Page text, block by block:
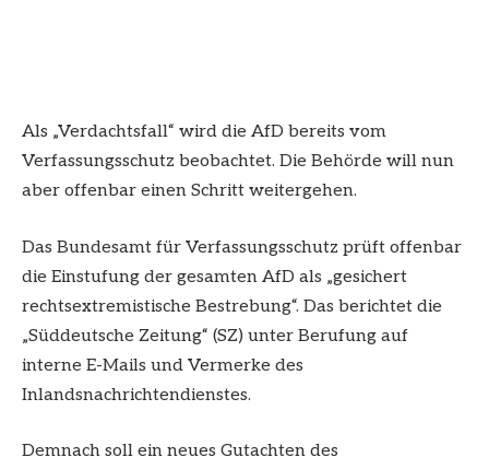
Als „Verdachtsfall“ wird die AfD bereits vom
Verfassungsschutz beobachtet. Die Behörde will nun
aber offenbar einen Schritt weitergehen.
Das Bundesamt für Verfassungsschutz prüft offenbar
die Einstufung der gesamten AfD als „gesichert
rechtsextremistische Bestrebung“. Das berichtet die
„Süddeutsche Zeitung“ (SZ) unter Berufung auf
interne E-Mails und Vermerke des
Inlandsnachrichtendienstes.
Demnach soll ein neues Gutachten des